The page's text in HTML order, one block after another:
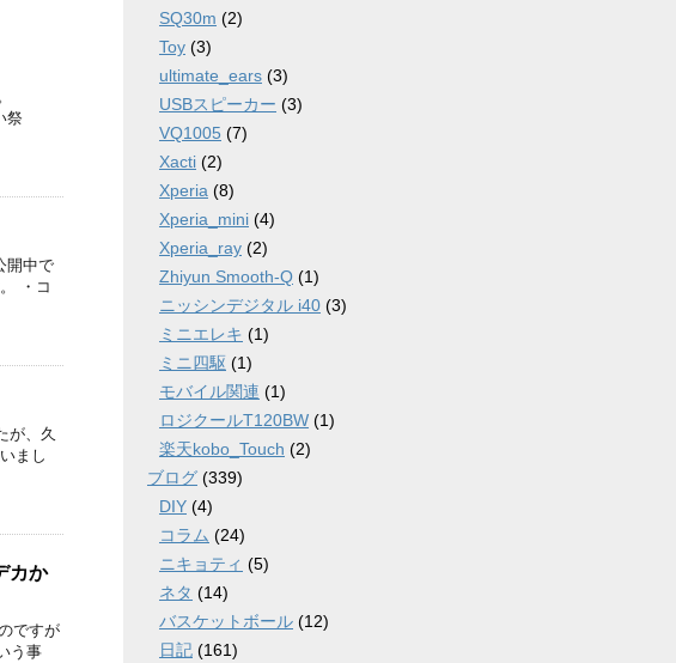
祭
開中で
・コ
が、久
まし
カか
ですが
う事
SQ30m (2)
Toy (3)
ultimate_ears (3)
USBスピーカー (3)
VQ1005 (7)
Xacti (2)
Xperia (8)
Xperia_mini (4)
Xperia_ray (2)
Zhiyun Smooth-Q (1)
ニッシンデジタル i40 (3)
ミニエレキ (1)
ミニ四駆 (1)
モバイル関連 (1)
ロジクールT120BW (1)
楽天kobo_Touch (2)
ブログ (339)
DIY (4)
コラム (24)
ニキョティ (5)
ネタ (14)
バスケットボール (12)
日記 (161)